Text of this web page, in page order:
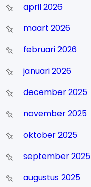
april 2026
maart 2026
februari 2026
januari 2026
december 2025
november 2025
oktober 2025
september 2025
augustus 2025